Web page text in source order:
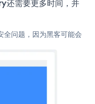
还需要更多时间，并
全问题，因为黑客可能会